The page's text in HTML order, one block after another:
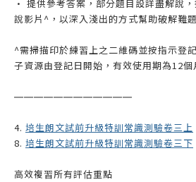
• 提供參考答案，部分題目設詳盡解說
說影片^，以深入淺出的方式幫助破解難
^需掃描印於練習上之二維碼並按指示登
子資源由登記日開始，有效使用期為12個
————————————
4. 培生朗文試前升級特訓常識測驗卷三上
8. 培生朗文試前升級特訓常識測驗卷三下
高效複習所有評估重點